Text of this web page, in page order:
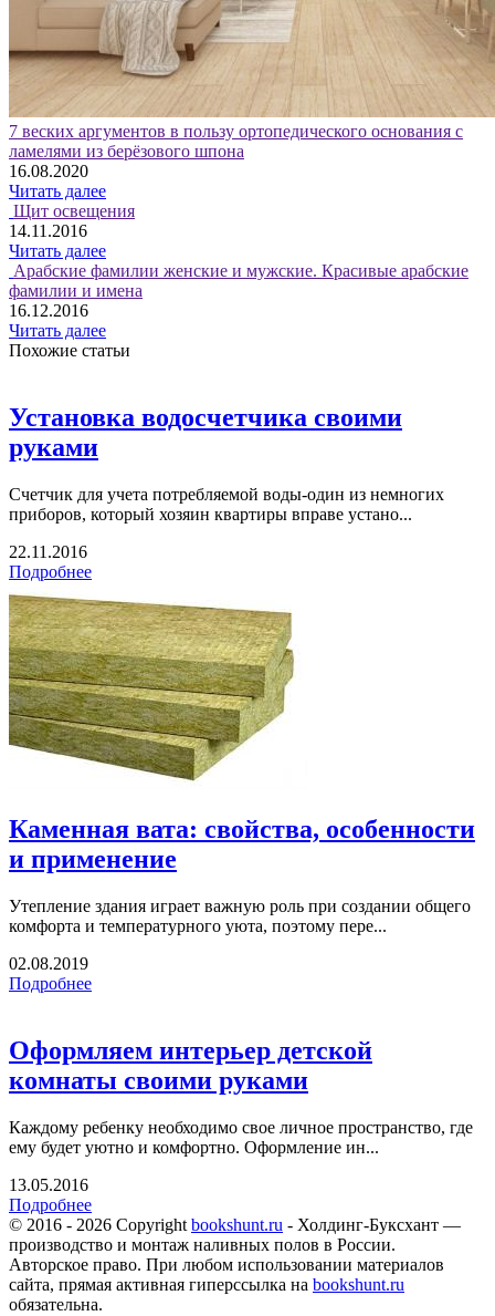
7 веских аргументов в пользу ортопедического основания с
ламелями из берёзового шпона
16.08.2020
Читать далее
Щит освещения
14.11.2016
Читать далее
Арабские фамилии женские и мужские. Красивые арабские
фамилии и имена
16.12.2016
Читать далее
Похожие статьи
Установка водосчетчика своими
руками
Счетчик для учета потребляемой воды-один из немногих
приборов, который хозяин квартиры вправе устано...
22.11.2016
Подробнее
Каменная вата: свойства, особенности
и применение
Утепление здания играет важную роль при создании общего
комфорта и температурного уюта, поэтому пере...
02.08.2019
Подробнее
Оформляем интерьер детской
комнаты своими руками
Каждому ребенку необходимо свое личное пространство, где
ему будет уютно и комфортно. Оформление ин...
13.05.2016
Подробнее
© 2016 - 2026 Copyright bookshunt.ru - Холдинг-Буксхант —
производство и монтаж наливных полов в России.
Авторское право. При любом использовании материалов
сайта, прямая активная гиперссылка на bookshunt.ru
обязательна.